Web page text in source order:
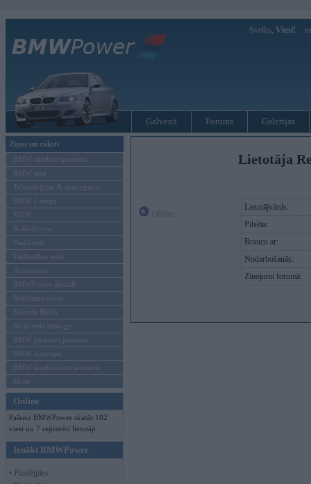
Sveiks, Viesi!
Galvenā Forums Galerijas
Ziņas un raksti
BMW modeļu jaunumi
BMW testi
Tehnoloģijas & sasniegumi
BMW Latvijā
MINI
Rolls-Royce
Pasākumi
Vadāmības tests
Autosports
BMWPower aktuāli
Reklāmas raksti
Mēneša BMW
Sērijveida tūnings
BMW pasaules jaunumi
BMW koncepti
BMW konkurentu jaunumi
Moto
Online
Pašreiz BMWPower skatās 102
viesi un 7 reģistrēti lietotāji.
Ienākt BMWPower
• Pieslēgties
Lietotāja
Lietotājvārds:
Pilsēta:
Braucu ar:
Nodarbošanās:
Ziņojumi forumā: